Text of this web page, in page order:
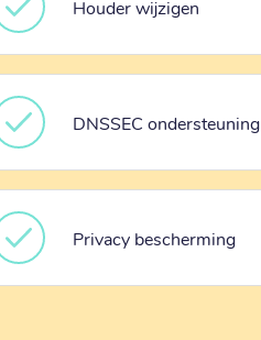
Houder wijzigen
DNSSEC ondersteuning
Privacy bescherming